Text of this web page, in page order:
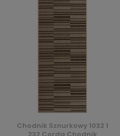
Chodnik Sznurkowy 1032 1